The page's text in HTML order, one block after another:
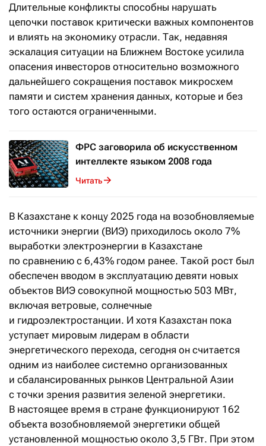
Длительные конфликты способны нарушать
цепочки поставок критически важных компонентов
и влиять на экономику отрасли. Так, недавняя
эскалация ситуации на Ближнем Востоке усилила
опасения инвесторов относительно возможного
дальнейшего сокращения поставок микросхем
памяти и систем хранения данных, которые и без
того остаются ограниченными.
ФРС заговорила об искусственном
интеллекте языком 2008 года
Читать
В Казахстане к концу 2025 года на возобновляемые
источники энергии (ВИЭ) приходилось около 7%
выработки электроэнергии в Казахстане
по сравнению с 6,43% годом ранее. Такой рост был
обеспечен вводом в эксплуатацию девяти новых
объектов ВИЭ совокупной мощностью 503 МВт,
включая ветровые, солнечные
и гидроэлектростанции. И хотя Казахстан пока
уступает мировым лидерам в области
энергетического перехода, сегодня он считается
одним из наиболее системно организованных
и сбалансированных рынков Центральной Азии
с точки зрения развития зеленой энергетики.
В настоящее время в стране функционируют 162
объекта возобновляемой энергетики общей
установленной мощностью около 3,5 ГВт. При этом